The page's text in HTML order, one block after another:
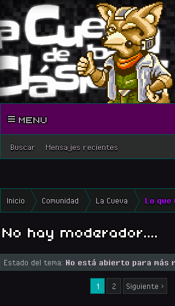
Buscar Mensajes recientes
MENU
Inicio Comunidad La Cueva Lo que
No hay moderador....
Estado del tema: No está abierto para más
1 2 Siguiente >